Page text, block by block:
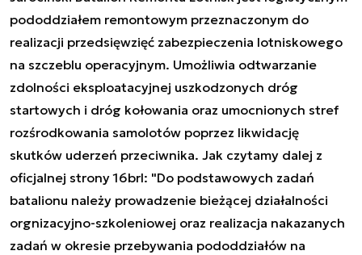
pododdziałem remontowym przeznaczonym do
realizacji przedsięwzięć zabezpieczenia lotniskowego
na szczeblu operacyjnym. Umożliwia odtwarzanie
zdolności eksploatacyjnej uszkodzonych dróg
startowych i dróg kołowania oraz umocnionych stref
rozśrodkowania samolotów poprzez likwidację
skutków uderzeń przeciwnika. Jak czytamy dalej z
oficjalnej strony 16brl: "Do podstawowych zadań
batalionu należy prowadzenie bieżącej działalności
orgnizacyjno-szkoleniowej oraz realizacja nakazanych
zadań w okresie przebywania pododdziałów na